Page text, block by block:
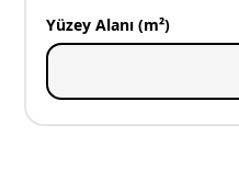
Yüzey Alanı (m²)